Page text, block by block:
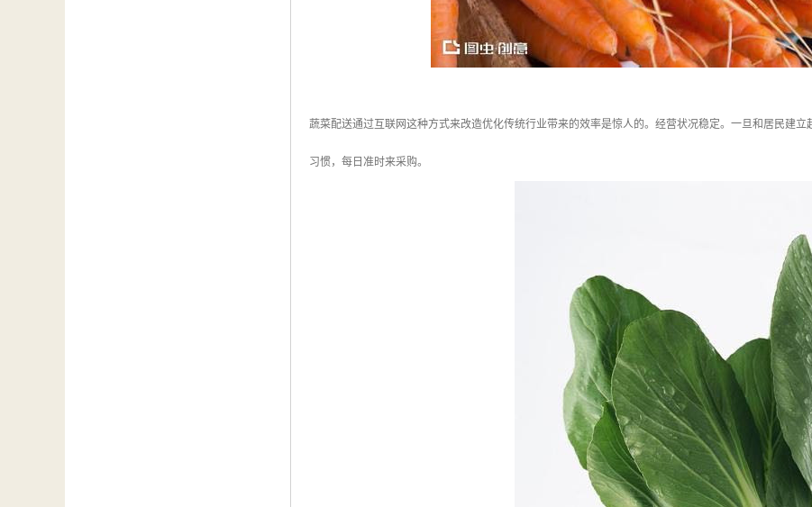
蔬菜配送通过互联网这种方式来改造优化传统行业带来的效率是惊人的。经营状况稳定。一旦和居民建
习惯，每日准时来采购。